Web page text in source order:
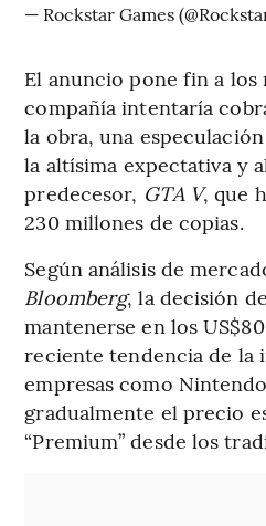
— Rockstar Games
El anuncio pone fin a los
compañía intentaría
la obra, una
la altísima expectativa y
predecesor, GTA V, que
230 millones de copias.
Según análisis de
Bloomberg, la decisión
mantenerse en los
reciente tendencia de la
empresas como
gradualmente el precio
“Premium” desde los